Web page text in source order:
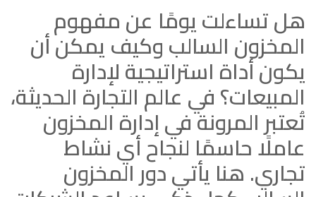
هل تساءلت يومًا عن مفهوم
المخزون السالب وكيف يمكن أن
يكون أداة استراتيجية لإدارة
المبيعات؟ في عالم التجارة الحديثة،
تُعتبر المرونة في إدارة المخزون
عاملًا حاسمًا لنجاح أي نشاط
تجاري. هنا يأتي دور المخزون